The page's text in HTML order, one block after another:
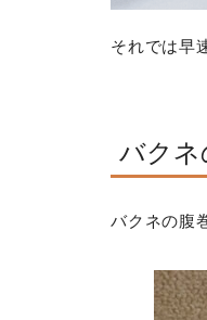
それでは早
バクネ
バクネの腹